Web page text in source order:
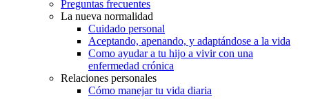
Preguntas frecuentes
La nueva normalidad
Cuidado personal
Aceptando, apenando, y adaptándose a la vida
Como ayudar a tu hijo a vivir con una
enfermedad crónica
Relaciones personales
Cómo manejar tu vida diaria